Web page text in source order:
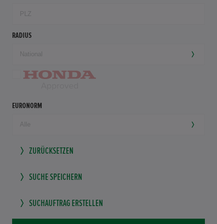
RADIUS
EURONORM
ZURÜCKSETZEN
SUCHE SPEICHERN
SUCHAUFTRAG ERSTELLEN